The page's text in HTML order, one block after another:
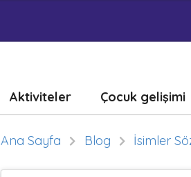
Aktiviteler Çocuk gelişimi
Ana Sayfa Blog İsimler